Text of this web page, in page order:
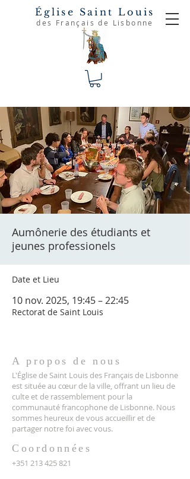
Église Saint Louis
des Français de Lisbonne
Aumônerie des étudiants et
jeunes professionels
Date et Lieu
10 nov. 2025, 19:45 – 22:45
Rectorat de Saint Louis
A propos de nous
L'Église de Saint Louis des Français de Lisbonne
est située au cœur de la ville, offrant un lieu de
culte et de rassemblement pour la
communauté francophone de Lisbonne. Nous
sommes heureux de vous accueillir et de
partager notre foi avec vous.
Coordonnées
+351 213 425 821